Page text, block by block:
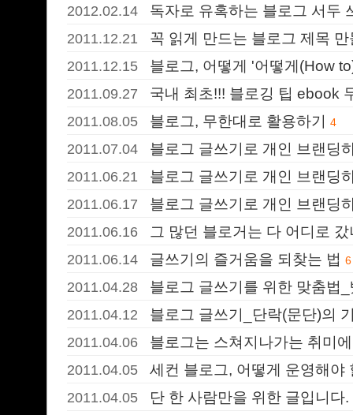
2012.02.14 독자로 유혹하는 블로그 서두
2011.12.21 꼭 읽게 만드는 블로그 제목 만
2011.12.15 블로그, 어떻게 '어떻게(How
2011.09.27 국내 최초!!! 블로깅 팁 ebook
2011.08.05 블로그, 무한대로 활용하기 4
2011.07.04 블로그 글쓰기로 개인 브랜딩
2011.06.21 블로그 글쓰기로 개인 브랜딩
2011.06.17 블로그 글쓰기로 개인 브랜딩
2011.06.16 그 많던 블로거는 다 어디로 갔
2011.06.14 글쓰기의 즐거움을 되찾는 법 6
2011.04.28 블로그 글쓰기를 위한 맞춤법
2011.04.12 블로그 글쓰기_단락(문단)의
2011.04.06 블로그는 스쳐지나가는 취미
2011.04.05 세컨 블로그, 어떻게 운영해야
2011.04.05 단 한 사람만을 위한 글입니다.